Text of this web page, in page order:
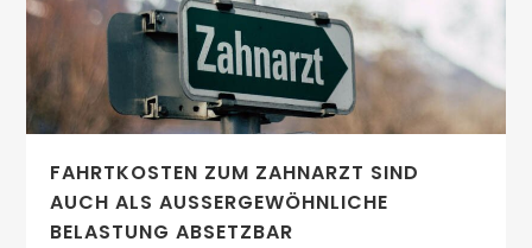
FAHRTKOSTEN ZUM ZAHNARZT SIND
AUCH ALS AUSSERGEWÖHNLICHE B
ELASTUNG ABSETZBAR